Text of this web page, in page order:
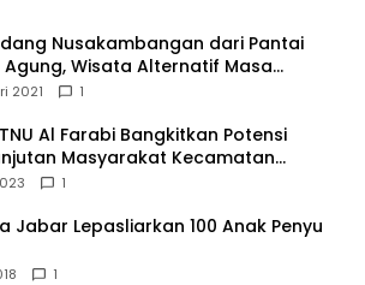
Nusakambangan dari Pantai
Wisata Alternatif Masa
2021 1
Al Farabi Bangkitkan Potensi
Masyarakat Kecamatan
1
Jabar Lepasliarkan 100 Anak Penyu
1